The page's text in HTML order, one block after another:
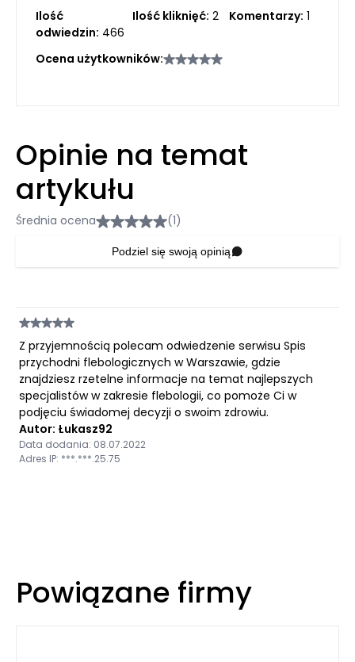
Ilość
odwiedzin: 466
Ilość kliknięć: 2 Komentarzy: 1
Ocena użytkowników:
Opinie na temat
artykułu
Średnia ocena (1)
Podziel się swoją opinią
Z przyjemnością polecam odwiedzenie serwisu Spis
przychodni flebologicznych w Warszawie, gdzie
znajdziesz rzetelne informacje na temat najlepszych
specjalistów w zakresie flebologii, co pomoże Ci w
podjęciu świadomej decyzji o swoim zdrowiu.
Autor: Łukasz92
Data dodania: 08.07.2022
Adres IP: ***.***.25.75
Powiązane firmy